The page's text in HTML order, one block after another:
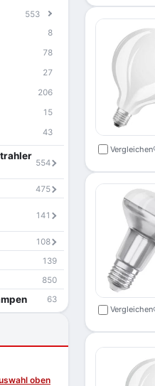
553
8
78
27
206
15
43
554
475
141
108
139
850
63
oben
Vergleichen
Vergleichen